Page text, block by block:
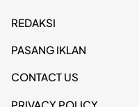
REDAKSI
PASANG IKLAN
CONTACT US
PRIVACY POLICY